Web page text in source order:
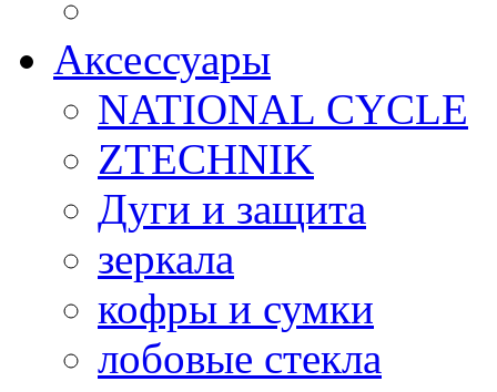
Аксессуары
NATIONAL CYCLE
ZTECHNIK
Дуги и защита
зеркала
кофры и сумки
лобовые стекла